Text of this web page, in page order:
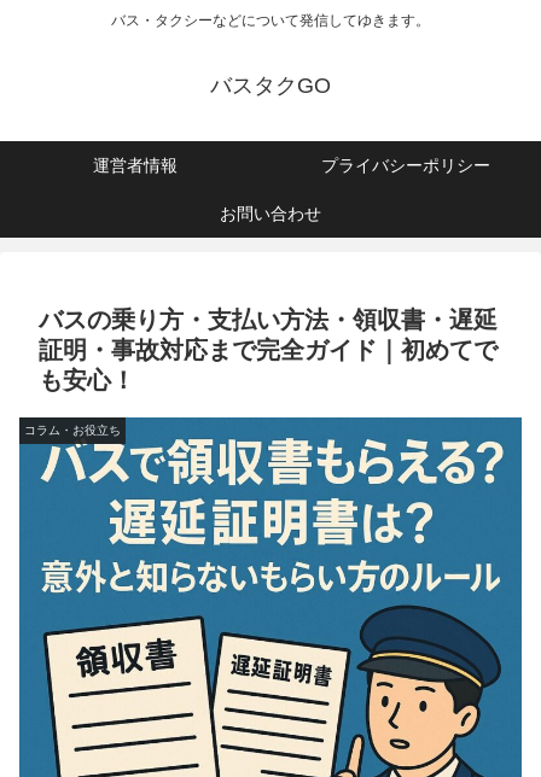
バス・タクシーなどについて発信してゆきます。
バスタクGO
運営者情報 プライバシーポリシー
お問い合わせ
バスの乗り方・支払い方法・領収書・遅延
証明・事故対応まで完全ガイド｜初めてで
も安心！
コラム・お役立ち